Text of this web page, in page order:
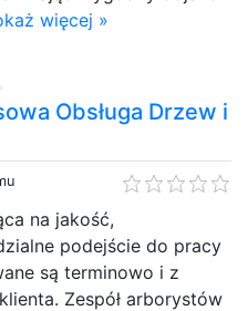
więcej »
Obsługa Drzew i
na jakość,
podejście do pracy
są terminowo i z
Zespół arborystów